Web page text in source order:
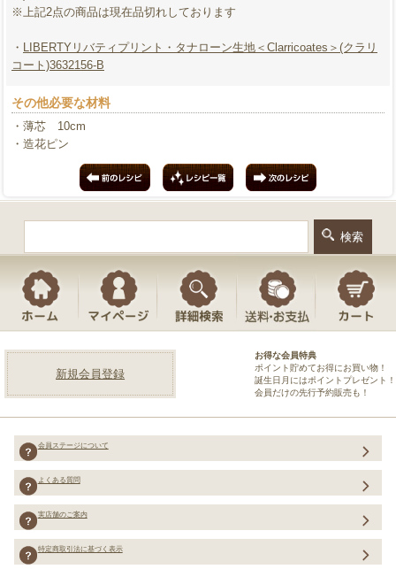
※上記2点の商品は現在品切れしております
・ LIBERTYリバティプリント・タナローン生地＜Clarricoates＞(クラリ
コート)3632156-B
その他必要な材料
・薄芯 10cm
・造花ピン
新規会員登録
お得な会員特典
ポイント貯めてお得にお買い物！
誕生日月にはポイントプレゼント！
会員だけの先行予約販売も！
会員ステージについて
よくある質問
実店舗のご案内
特定商取引法に基づく表示